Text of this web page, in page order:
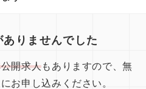
りませんでした
開求人もありますので、無
お申し込みください。